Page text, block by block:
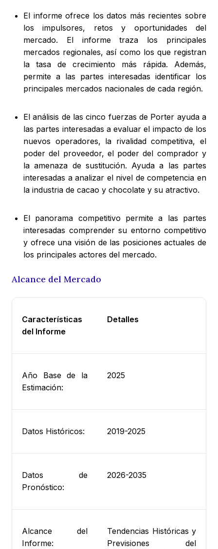
El informe ofrece los datos más recientes sobre
los impulsores, retos y oportunidades del
mercado. El informe traza los principales
mercados regionales, así como los que registran
la tasa de crecimiento más rápida. Además,
permite a las partes interesadas identificar los
principales mercados nacionales de cada región.
El análisis de las cinco fuerzas de Porter ayuda a
las partes interesadas a evaluar el impacto de los
nuevos operadores, la rivalidad competitiva, el
poder del proveedor, el poder del comprador y
la amenaza de sustitución. Ayuda a las partes
interesadas a analizar el nivel de competencia en
la industria de cacao y chocolate y su atractivo.
El panorama competitivo permite a las partes
interesadas comprender su entorno competitivo
y ofrece una visión de las posiciones actuales de
los principales actores del mercado.
Alcance del Mercado
Características
del Informe
Detalles
Año Base de la
Estimación:
2025
Datos Históricos: 2019-2025
Datos de
Pronóstico:
2026-2035
Alcance del
Informe:
Tendencias Históricas y
Previsiones del